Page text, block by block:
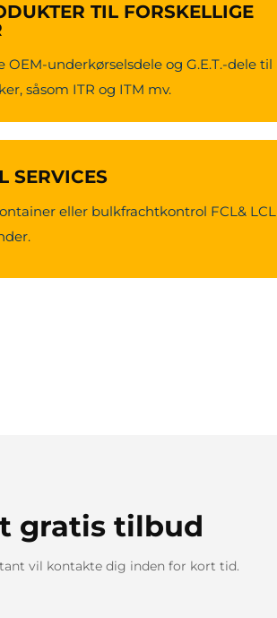
TIL FORSKELLIGE
OEM-underkørselsdele og G.E.T.-dele til
såsom ITR og ITM mv.
SERVICES
eller bulkfrachtkontrol FCL& LCL
gratis tilbud
vil kontakte dig inden for kort tid.